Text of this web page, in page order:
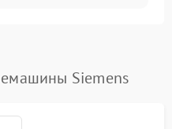
₽ Подробнее →
Siemens